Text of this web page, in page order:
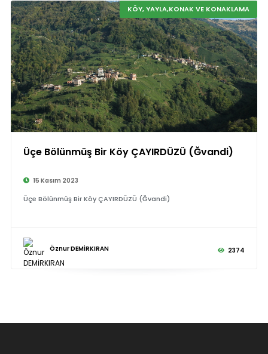
KÖY, YAYLA,KONAK VE KONAKLAMA
Üçe Bölünmüş Bir Köy ÇAYIRDÜZÜ (Ğvandi)
15 Kasım 2023
Üçe Bölünmüş Bir Köy ÇAYIRDÜZÜ (Ğvandi)
Öznur DEMİRKIRAN 2374